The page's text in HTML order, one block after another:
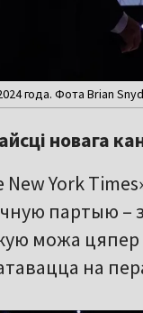
года. Фота Brian
новага
New York
партыю –
можа
на